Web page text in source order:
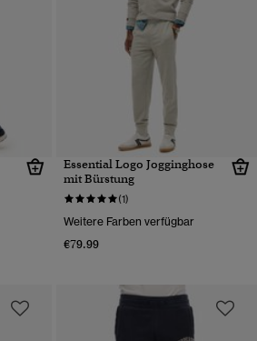
Essential Logo Jogginghose
mit Bürstung
(1)
Weitere Farben verfügbar
€79.99